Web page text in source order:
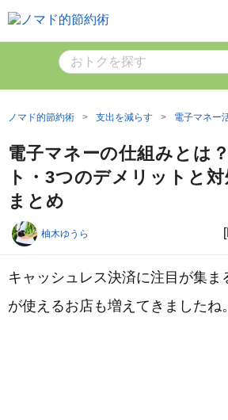
ノマド的節約術 支出を減らす 電子マネー
電子マネーの仕組みとは
ト・3つのデメリットと
まとめ
柚木ゆうら
キャッシュレス決済に注目が集ま
が使えるお店も増えてきましたね。